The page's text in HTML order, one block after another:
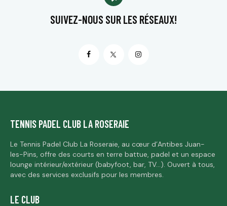
SUIVEZ-NOUS SUR LES RÉSEAUX!
TENNIS PADEL CLUB LA ROSERAIE
Le Tennis Padel Club La Roseraie, au cœur d’Antibes Juan-
les-Pins, offre des courts en terre battue, padel et un espace
lounge intérieur/extérieur (babyfoot, bar, TV…). Ouvert à tous,
avec des services exclusifs pour les membres.
LE CLUB